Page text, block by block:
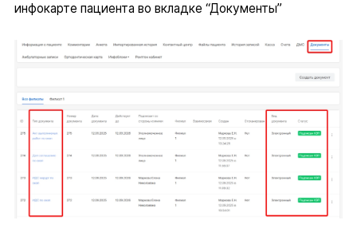
инфокарте пациента во вкладке “Документы”